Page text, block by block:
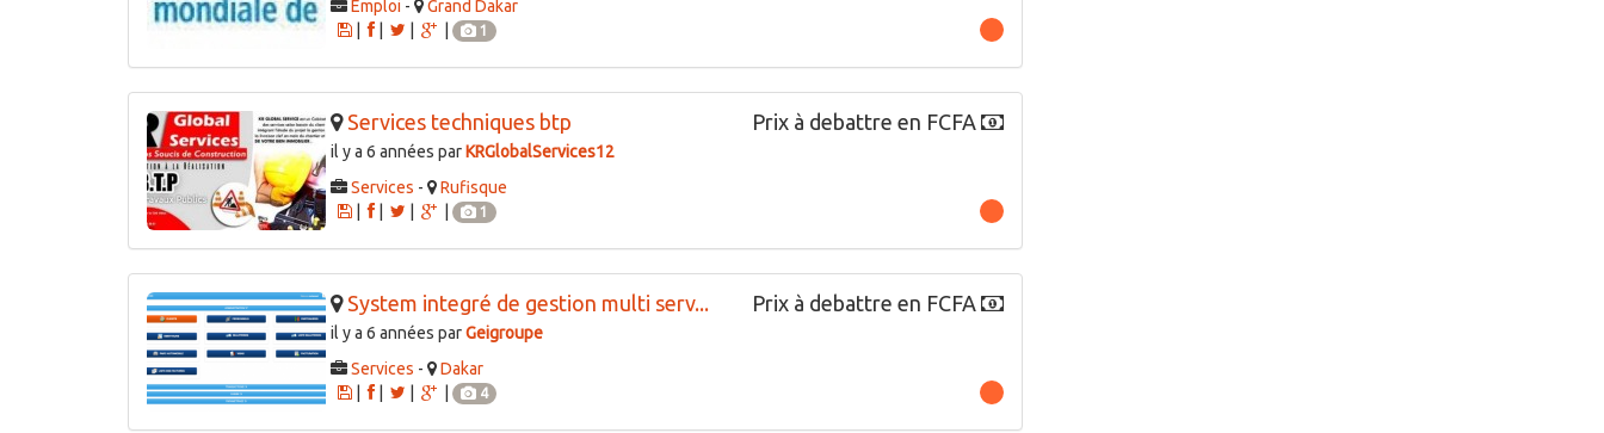
Emploi -
Grand Dakar
|
1
Services techniques btp Prix à debattre en FCFA
il y a 6 années parKRGlobalServices12
Services -
Rufisque
|
1
System integré de gestion multi serv... Prix à debattre en FCFA
il y a 6 années parGeigroupe
Services -
Dakar
|
4